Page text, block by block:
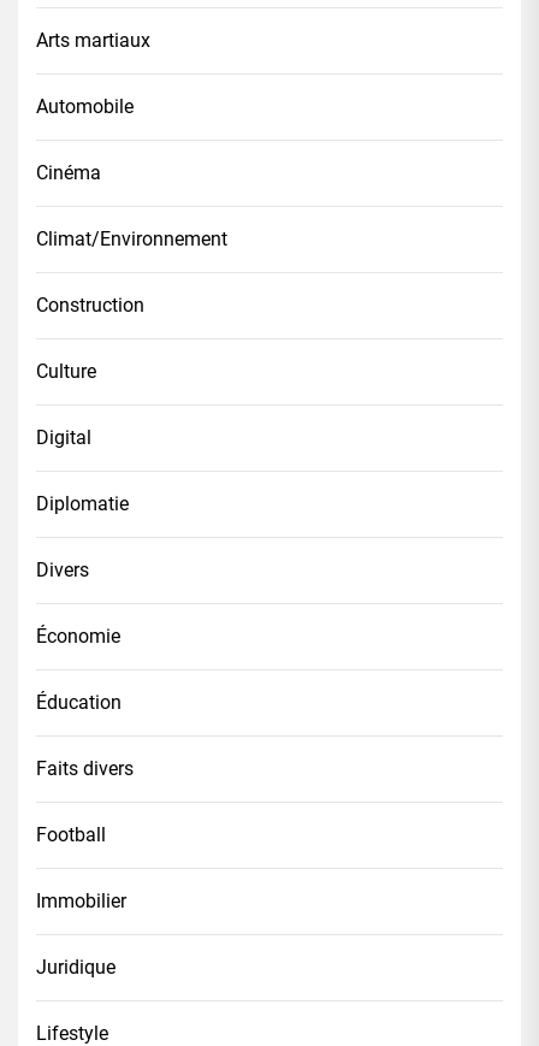
Arts martiaux
Automobile
Cinéma
Climat/Environnement
Construction
Culture
Digital
Diplomatie
Divers
Économie
Éducation
Faits divers
Football
Immobilier
Juridique
Lifestyle